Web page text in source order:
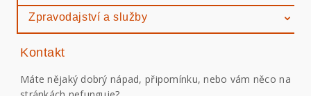
Zpravodajství a služby
Kontakt
Máte nějaký dobrý nápad, připomínku, nebo vám něco na